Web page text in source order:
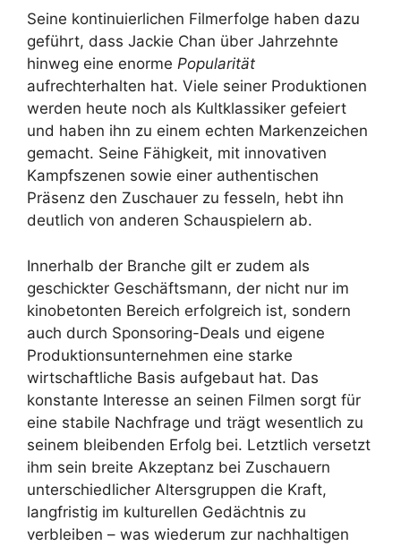
Seine kontinuierlichen Filmerfolge haben dazu
geführt, dass Jackie Chan über Jahrzehnte
hinweg eine enorme Popularität
aufrechterhalten hat. Viele seiner Produktionen
werden heute noch als Kultklassiker gefeiert
und haben ihn zu einem echten Markenzeichen
gemacht. Seine Fähigkeit, mit innovativen
Kampfszenen sowie einer authentischen
Präsenz den Zuschauer zu fesseln, hebt ihn
deutlich von anderen Schauspielern ab.
Innerhalb der Branche gilt er zudem als
geschickter Geschäftsmann, der nicht nur im
kinobetonten Bereich erfolgreich ist, sondern
auch durch Sponsoring-Deals und eigene
Produktionsunternehmen eine starke
wirtschaftliche Basis aufgebaut hat. Das
konstante Interesse an seinen Filmen sorgt für
eine stabile Nachfrage und trägt wesentlich zu
seinem bleibenden Erfolg bei. Letztlich versetzt
ihm sein breite Akzeptanz bei Zuschauern
unterschiedlicher Altersgruppen die Kraft,
langfristig im kulturellen Gedächtnis zu
verbleiben – was wiederum zur nachhaltigen